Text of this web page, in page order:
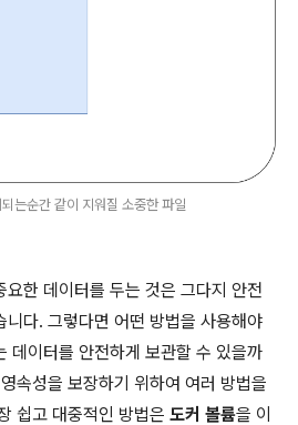
는순간 같이 지워질 소중한 파일
요한 데이터를 두는 것은 그다지 안전
니다. 그렇다면 어떤 방법을 사용해야
데이터를 안전하게 보관할 수 있을까
속성을 보장하기 위하여 여러 방법을
쉽고 대중적인 방법은 도커 볼륨을 이